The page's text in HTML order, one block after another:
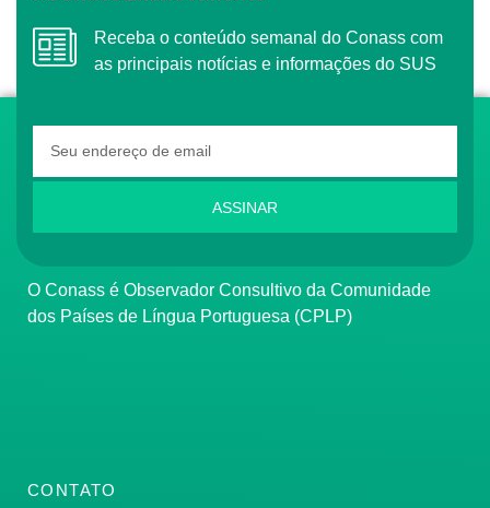
Receba o conteúdo semanal do Conass com
as principais notícias e informações do SUS
ASSINAR
O Conass é Observador Consultivo da Comunidade
dos Países de Língua Portuguesa (CPLP)
CONTATO